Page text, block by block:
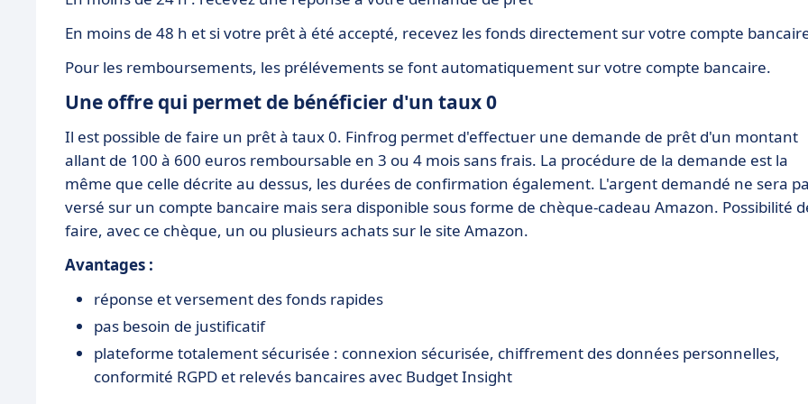
En moins de 48 h et si votre prêt à été accepté, recevez les fonds directement sur votre compte
Pour les remboursements, les prélévements se font automatiquement sur votre compte bancaire.
Une offre qui permet de bénéficier d'un taux 0
Il est possible de faire un prêt à taux 0. Finfrog permet d'effectuer une demande de prêt d'un montant
allant de 100 à 600 euros remboursable en 3 ou 4 mois sans frais. La procédure de la demande est la
même que celle décrite au dessus, les durées de confirmation également. L'argent demandé ne sera
versé sur un compte bancaire mais sera disponible sous forme de chèque-cadeau Amazon. Possibilité
faire, avec ce chèque, un ou plusieurs achats sur le site Amazon.
Avantages :
réponse et versement des fonds rapides
pas besoin de justificatif
plateforme totalement sécurisée : connexion sécurisée, chiffrement des données personnelles,
conformité RGPD et relevés bancaires avec Budget Insight